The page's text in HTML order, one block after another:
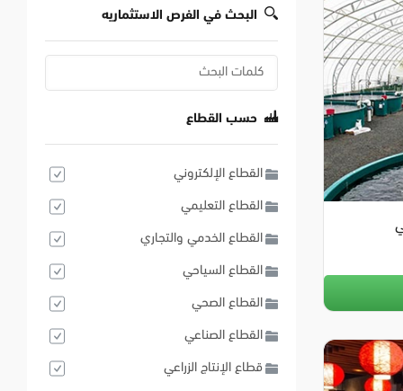
البحث في الفرص الاستثماريه
حسب القطاع
القطاع الإلكتروني
القطاع التعليمي
القطاع الخدمي والتجاري
القطاع السياحي
القطاع الصحي
القطاع الصناعي
قطاع الإنتاج الزراعي